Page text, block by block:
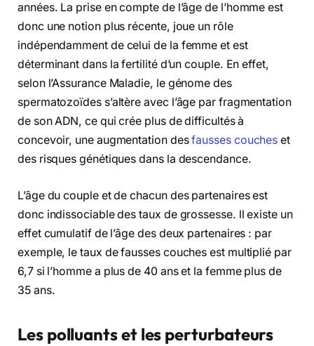
années. La prise en compte de l’âge de l’homme est
donc une notion plus récente, joue un rôle
indépendamment de celui de la femme et est
déterminant dans la fertilité d’un couple. En effet,
selon l’Assurance Maladie, le génome des
spermatozoïdes s’altère avec l’âge par fragmentation
de son ADN, ce qui crée plus de difficultés à
concevoir, une augmentation desfausses couches et
des risques génétiques dans la descendance.
L’âge du couple et de chacun des partenaires est
donc indissociable des taux de grossesse. ll existe un
effet cumulatif de l’âge des deux partenaires : par
exemple, le taux de fausses couches est multiplié par
6,7 si l’homme a plus de 40 ans et la femme plus de
35 ans.
Les polluants et les perturbateurs